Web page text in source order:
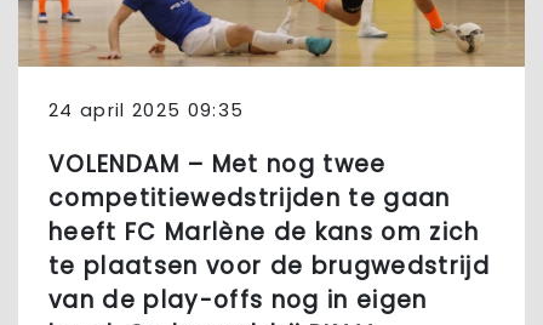
24 april 2025 09:35
VOLENDAM – Met nog twee
competitiewedstrijden te gaan
heeft FC Marlène de kans om zich
te plaatsen voor de brugwedstrijd
van de play-offs nog in eigen